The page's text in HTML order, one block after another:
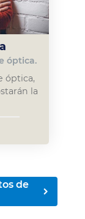
óptica.
óptica,
la
de